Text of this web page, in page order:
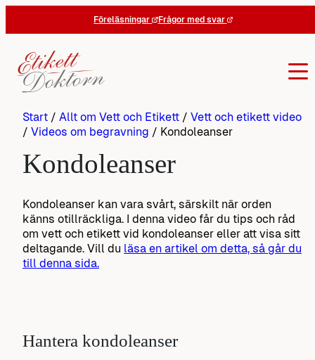
Föreläsningar Frågor med svar
Start / Allt om Vett och Etikett / Vett och etikett video
/ Videos om begravning / Kondoleanser
Kondoleanser
Kondoleanser kan vara svårt, särskilt när orden
känns otillräckliga. I denna video får du tips och råd
om vett och etikett vid kondoleanser eller att visa sitt
deltagande. Vill du läsa en artikel om detta, så går du
till denna sida.
Hantera kondoleanser